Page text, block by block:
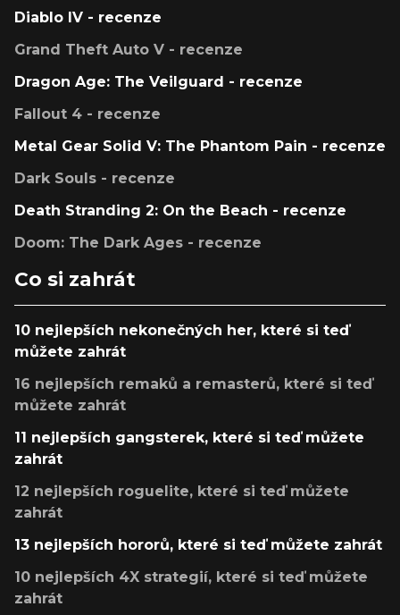
Diablo IV - recenze
Grand Theft Auto V - recenze
Dragon Age: The Veilguard - recenze
Fallout 4 - recenze
Metal Gear Solid V: The Phantom Pain - recenze
Dark Souls - recenze
Death Stranding 2: On the Beach - recenze
Doom: The Dark Ages - recenze
Co si zahrát
10 nejlepších nekonečných her, které si teď
můžete zahrát
16 nejlepších remaků a remasterů, které si teď
můžete zahrát
11 nejlepších gangsterek, které si teď můžete
zahrát
12 nejlepších roguelite, které si teď můžete
zahrát
13 nejlepších hororů, které si teď můžete zahrát
10 nejlepších 4X strategií, které si teď můžete
zahrát